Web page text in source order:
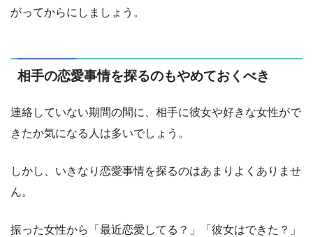
がってからにしましょう。
相手の恋愛事情を探るのもやめておくべき
連絡していない期間の間に、相手に彼女や好きな女性がで
きたか気になる人は多いでしょう。
しかし、いきなり恋愛事情を探るのはあまりよくありませ
ん。
振った女性から「最近恋愛してる？」「彼女はできた？」